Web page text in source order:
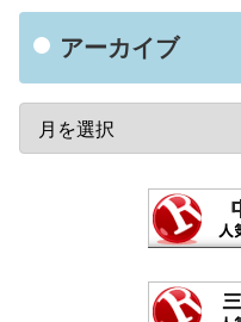
アーカイブ